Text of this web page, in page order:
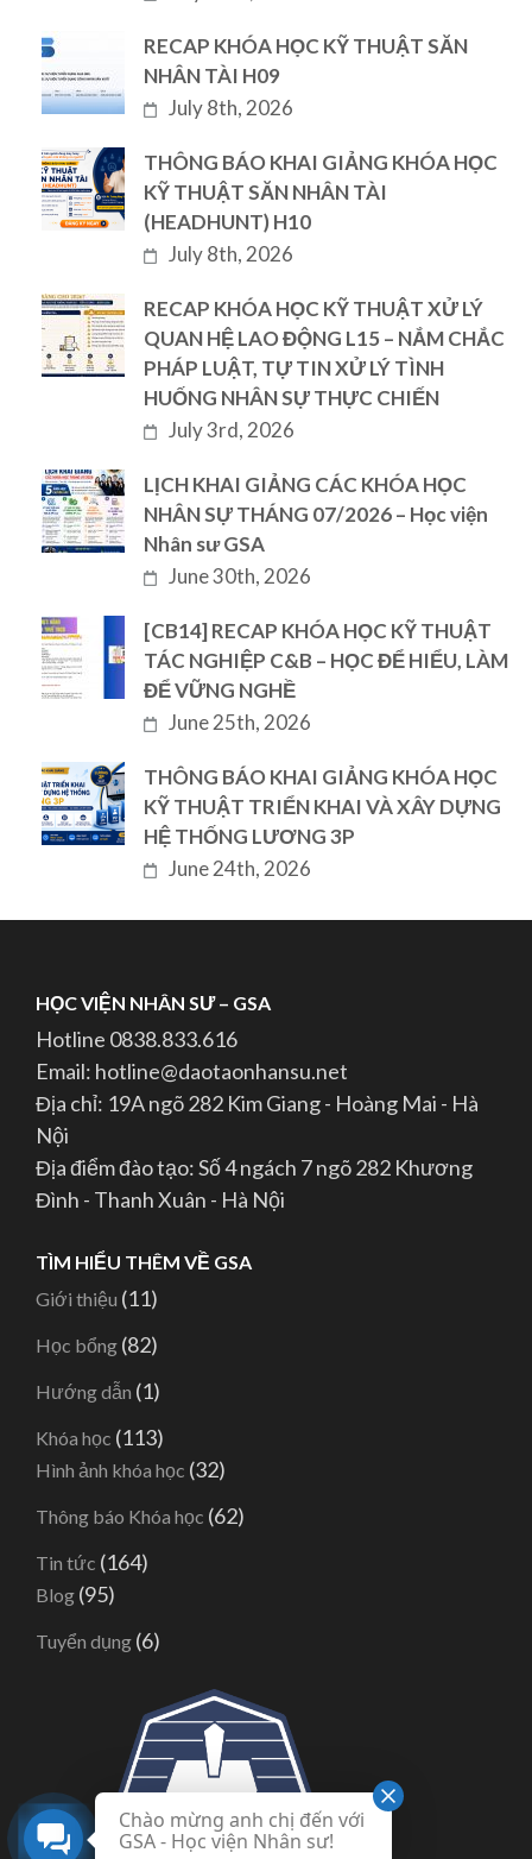
RECAP KHÓA HỌC KỸ THUẬT SĂN
NHÂN TÀI H09
July 8th, 2026
THÔNG BÁO KHAI GIẢNG KHÓA HỌC
KỸ THUẬT SĂN NHÂN TÀI
(HEADHUNT) H10
July 8th, 2026
RECAP KHÓA HỌC KỸ THUẬT XỬ LÝ
QUAN HỆ LAO ĐỘNG L15 – NẮM CHẮC
PHÁP LUẬT, TỰ TIN XỬ LÝ TÌNH
HUỐNG NHÂN SỰ THỰC CHIẾN
July 3rd, 2026
LỊCH KHAI GIẢNG CÁC KHÓA HỌC
NHÂN SỰ THÁNG 07/2026 – Học viện
Nhân sư GSA
June 30th, 2026
[CB14] RECAP KHÓA HỌC KỸ THUẬT
TÁC NGHIỆP C&B – HỌC ĐỂ HIỂU, LÀM
ĐỂ VỮNG NGHỀ
June 25th, 2026
THÔNG BÁO KHAI GIẢNG KHÓA HỌC
KỸ THUẬT TRIỂN KHAI VÀ XÂY DỰNG
HỆ THỐNG LƯƠNG 3P
June 24th, 2026
HỌC VIỆN NHÂN SƯ – GSA
Hotline 0838.833.616
Email: hotline@daotaonhansu.net
Địa chỉ: 19A ngõ 282 Kim Giang - Hoàng Mai - Hà
Nội
Địa điểm đào tạo: Số 4 ngách 7 ngõ 282 Khương
Đình - Thanh Xuân - Hà Nội
TÌM HIỂU THÊM VỀ GSA
Giới thiệu (11)
Học bổng (82)
Hướng dẫn (1)
Khóa học (113)
Hình ảnh khóa học (32)
Thông báo Khóa học (62)
Tin tức (164)
Blog (95)
Tuyển dụng (6)
Chào mừng anh chị đến với
GSA - Học viện Nhân sư!